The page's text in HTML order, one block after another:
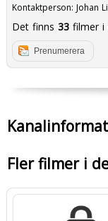
Kontaktperson: Johan
Det finns 33filmer i
Prenumerera
Fler filmer i